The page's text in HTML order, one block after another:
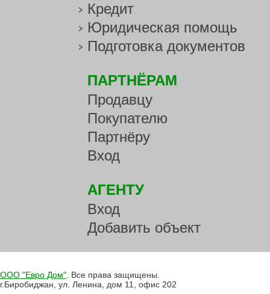
Кредит
Юридическая помощь
Подготовка документов
ПАРТНЁРАМ
Продавцу
Покупателю
Партнёру
Вход
АГЕНТУ
Вход
Добавить объект
ООО "Евро Дом". Все права защищены.
г.Биробиджан, ул. Ленина, дом 11, офис 202